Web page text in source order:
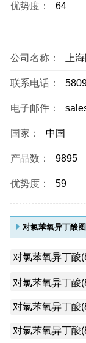
优势度： 64
公司名称： 上
联系电话：
电子邮件：
国家： 中国
产品数： 9895
优势度： 59
对氯苯氧异丁酸
对氯苯氧异丁酸
对氯苯氧异丁酸
对氯苯氧异丁酸
对氯苯氧异丁酸